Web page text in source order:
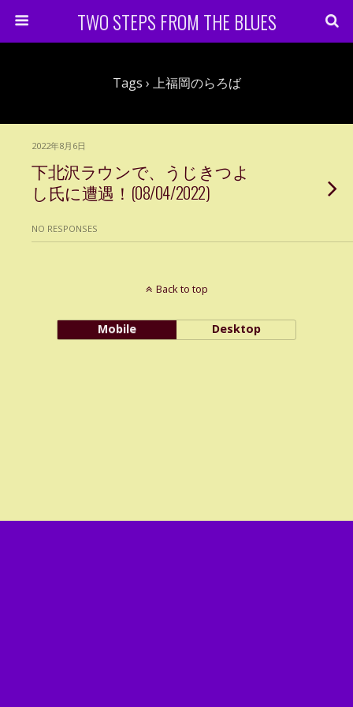
TWO STEPS FROM THE BLUES
Tags › 上福岡のらろば
2022年8月6日
下北沢ラウンで、うじきつよ
し氏に遭遇！(08/04/2022)
NO RESPONSES
Back to top
Mobile Desktop